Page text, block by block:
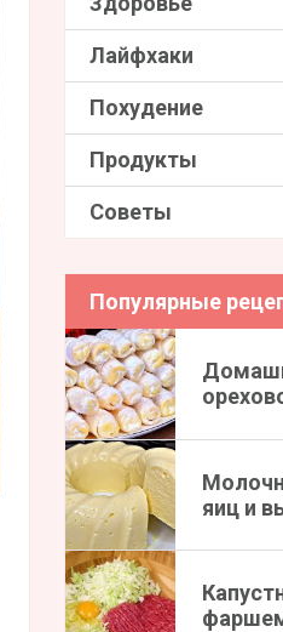
Лайфхаки
Похудение
Продукты
Советы
Популярные
яиц и